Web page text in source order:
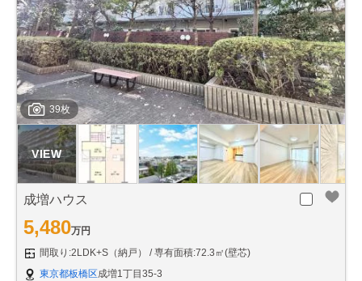
39枚
成増ハウス
5,480万円
間取り:2LDK+S（納戸）
専有面積:72.3㎡(壁芯)
東京都板橋区成増1丁目35-3